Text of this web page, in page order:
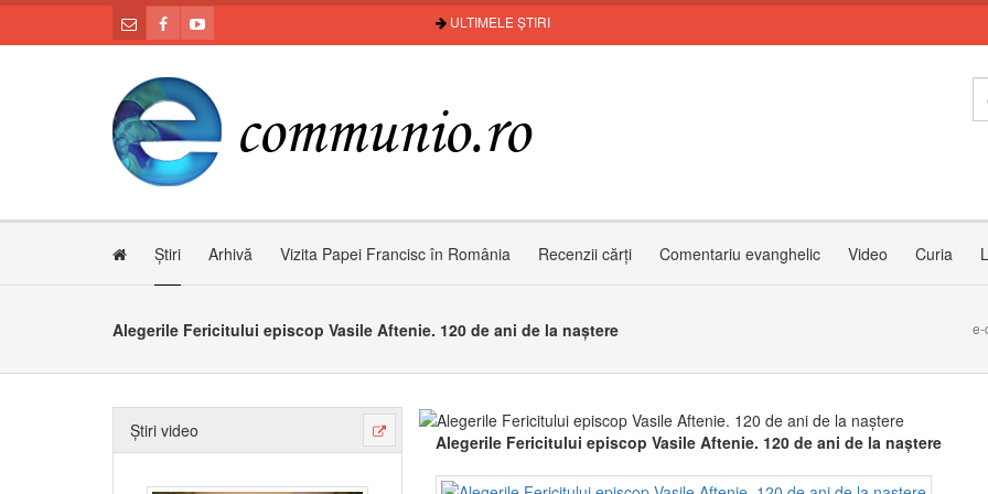
ULTIMELE ȘTIRI
Știri Arhivă Vizita Papei Francisc în România Recenzii cărți Comentariu evanghelic Video Curia
Alegerile Fericitului episcop Vasile Aftenie. 120 de ani de la naștere e-
Știri video
Alegerile Fericitului episcop Vasile Aftenie. 120 de ani de la naștere